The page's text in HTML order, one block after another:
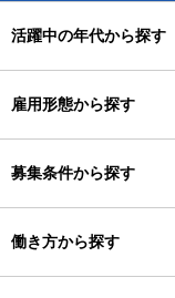
活躍中の年代から探す
雇用形態から探す
募集条件から探す
働き方から探す